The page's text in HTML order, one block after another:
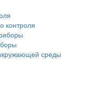
контроля
среды